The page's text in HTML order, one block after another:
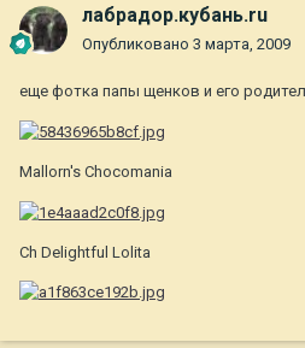
лабрадор.кубань.ru
Опубликовано 3 марта, 2009
еще фотка папы щенков и его
Mallorn's Chocomania
Ch Delightful Lolita